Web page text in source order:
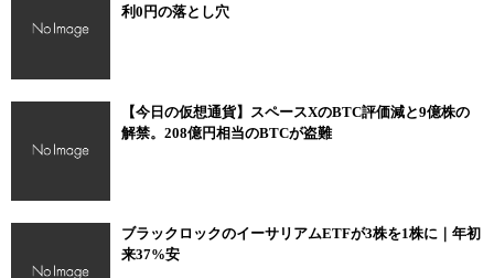
利0円の落とし穴
【今日の仮想通貨】スペースXのBTC評価減と9億株の
解禁。208億円相当のBTCが盗難
ブラックロックのイーサリアムETFが3株を1株に｜年初
来37%安